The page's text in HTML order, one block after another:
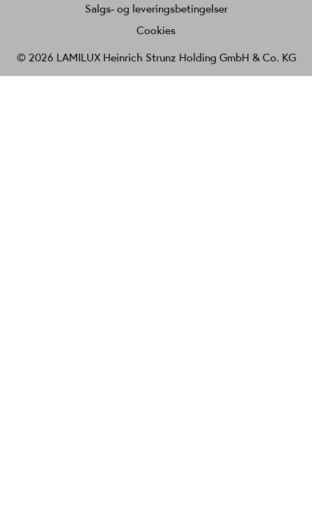
Salgs- og leveringsbetingelser
Cookies
© 2026 LAMILUX Heinrich Strunz Holding GmbH & Co. KG